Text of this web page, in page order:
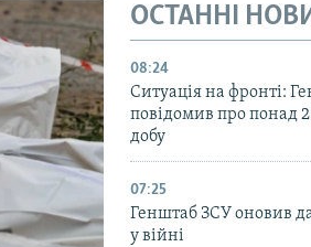
ОСТАННІ
08:24
Ситуація на фронті:
повідомив про понад
добу
07:25
Генштаб ЗСУ оновив
у війні